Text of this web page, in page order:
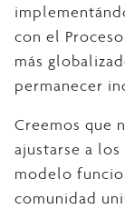
con el
más
permanecer
Creemos que
ajustarse a
modelo
comunidad